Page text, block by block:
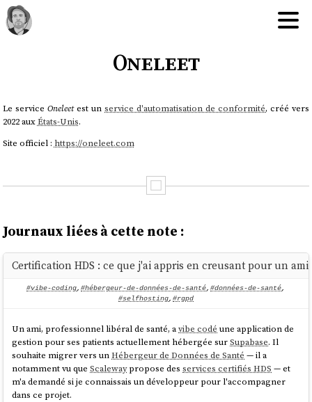
Oneleet
Le service Oneleetest unservice d'automatisation de conformité, créé vers
2022 auxÉtats-Unis.
Site officiel : https://oneleet.com
Journaux liées à cette note :
Certification HDS : ce que j'ai appris en creusant pour un ami
#vibe-coding, #hébergeur-de-données-de-santé, #données-de-santé,
#selfhosting, #rgpd
Un ami, professionnel libéral de santé, avibe codé une application de
gestion pour ses patients actuellement hébergée surSupabase. Il
souhaite migrer vers unHébergeur de Données de Santé — il a
notamment vu queScalewaypropose desservices certifiés HDS — et
m'a demandé si je connaissais un développeur pour l'accompagner
dans ce projet.